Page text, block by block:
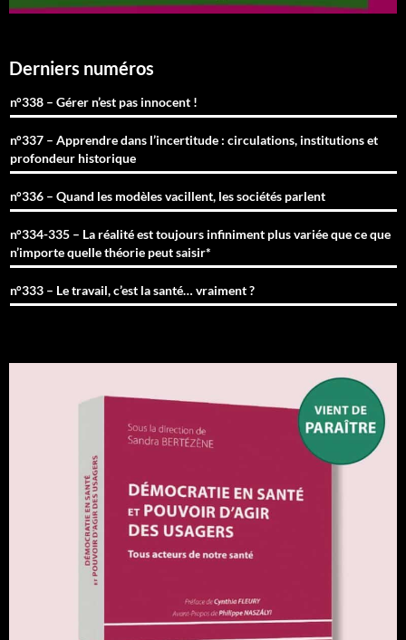
Derniers numéros
n°338 – Gérer n’est pas innocent !
n°337 – Apprendre dans l’incertitude : circulations, institutions et
profondeur historique
n°336 – Quand les modèles vacillent, les sociétés parlent
n°334-335 – La réalité est toujours infiniment plus variée que ce que
n’importe quelle théorie peut saisir*
n°333 – Le travail, c’est la santé… vraiment ?